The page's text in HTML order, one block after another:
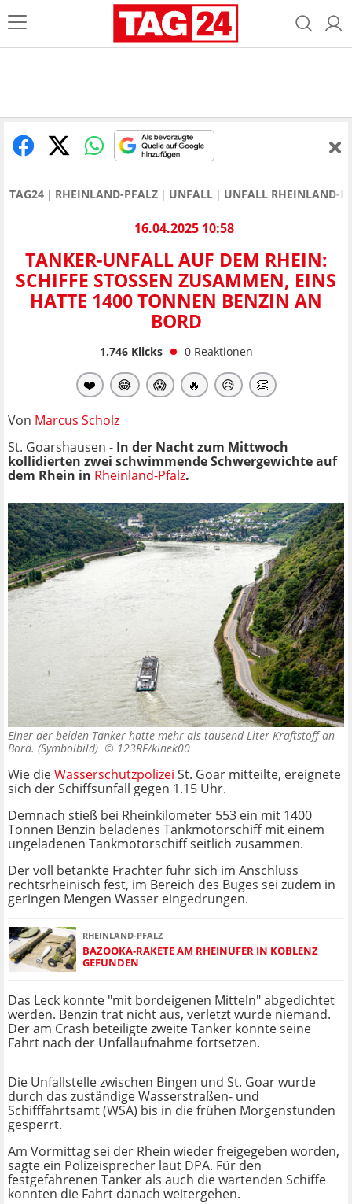
TAG24 RHEINLAND-PFALZ UNFALL UNFALL RHEINLAND-
16.04.2025 10:58
TANKER-UNFALL AUF DEM RHEIN:
SCHIFFE STOSSEN ZUSAMMEN, EINS H
ATTE 1400 TONNEN BENZIN AN B
ORD
1.746Klicks 0 Reaktionen
❤️ 😂 😱 🔥 😥 👏
Von Marcus Scholz
St. Goarshausen - In der Nacht zum Mittwoch
kollidierten zwei schwimmende Schwergewichte auf
dem Rhein in Rheinland-Pfalz.
Einer der beiden Tanker hatte mehr als tausend Liter Kraftstoff an
Bord. (Symbolbild) © 123RF/kinek00
Wie dieWasserschutzpolizei St. Goar mitteilte, ereignete
sich der Schiffsunfall gegen 1.15 Uhr.
Demnach stieß bei Rheinkilometer 553 ein mit 1400
Tonnen Benzin beladenes Tankmotorschiff mit einem
ungeladenen Tankmotorschiff seitlich zusammen.
Der voll betankte Frachter fuhr sich im Anschluss
rechtsrheinisch fest, im Bereich des Buges sei zudem in
geringen Mengen Wasser eingedrungen.
RHEINLAND-PFALZ
BAZOOKA-RAKETE AM RHEINUFER IN KOBLENZ
GEFUNDEN
Das Leck konnte "mit bordeigenen Mitteln" abgedichtet
werden. Benzin trat nicht aus, verletzt wurde niemand.
Der am Crash beteiligte zweite Tanker konnte seine
Fahrt nach der Unfallaufnahme fortsetzen.
Die Unfallstelle zwischen Bingen und St. Goar wurde
durch das zuständige Wasserstraßen- und
Schifffahrtsamt (WSA) bis in die frühen Morgenstunden
gesperrt.
Am Vormittag sei der Rhein wieder freigegeben worden,
sagte ein Polizeisprecher laut DPA. Für den
festgefahrenen Tanker als auch die wartenden Schiffe
konnten die Fahrt danach weitergehen.